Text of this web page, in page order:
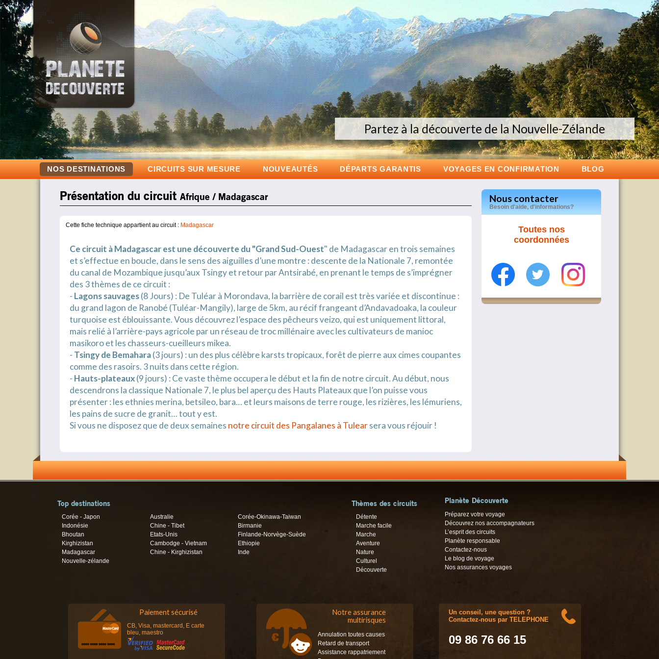
Voyage exclusif en Islande
Des groupes de 6 à 12 personnes
Partez à la découverte de la Nouvelle-Zélande
NOS DESTINATIONS CIRCUITS SUR MESURE NOUVEAUTÉS DÉPARTS GARANTIS VOYAGES EN CONFIRMATION BLOG
Présentation du circuit Afrique / Madagascar
Cette fiche technique appartient au circuit : Madagascar
Ce circuit à Madagascar est une découverte du "Grand Sud-Ouest" de Madagascar en trois semaines
et s’effectue en boucle, dans le sens des aiguilles d’une montre : descente de la Nationale 7, remontée
du canal de Mozambique jusqu’aux Tsingy et retour par Antsirabé, en prenant le temps de s’imprégner
des 3 thèmes de ce circuit :
- Lagons sauvages(8 Jours) : De Tuléar à Morondava, la barrière de corail est très variée et discontinue :
du grand lagon de Ranobé (Tuléar-Mangily), large de 5km, au récif frangeant d’Andavadoaka, la couleur
turquoise est éblouissante. Vous découvrez l’espace des pêcheurs veizo, qui est uniquement littoral,
mais relié à l’arrière-pays agricole par un réseau de troc millénaire avec les cultivateurs de manioc
masikoro et les chasseurs-cueilleurs mikea.
- Tsingy de Bemahara(3 jours) : un des plus célèbre karsts tropicaux, forêt de pierre aux cimes coupantes
comme des rasoirs. 3 nuits dans cette région.
- Hauts-plateaux(9 jours) : Ce vaste thème occupera le début et la fin de notre circuit. Au début, nous
descendrons la classique Nationale 7, le plus bel aperçu des Hauts Plateaux que l’on puisse vous
présenter : les ethnies merina, betsileo, bara… et leurs maisons de terre rouge, les rizières, les lémuriens,
les pains de sucre de granit… tout y est.
Si vous ne disposez que de deux semaines notre circuit des Pangalanes à Tulearsera vous réjouir !
Nous contacter
Besoin d'aide, d'informations?
Toutes nos
coordonnées
Top destinations
Corée - Japon Australie
Corée-Okinawa-Taiwan
Indonésie
Chine - Tibet
Birmanie
Bhoutan
Etats-Unis
Finlande-Norvège-Suède
Kirghizistan
Cambodge - Vietnam
Ethiopie
Madagascar
Chine - Kirghizistan
Inde
Nouvelle-zélande
Thèmes des circuits
Détente
Marche facile
Marche
Aventure
Nature
Culturel
Découverte
Planète Découverte
Préparez votre voyage
Découvrez nos accompagnateurs
L’esprit des circuits
Planète responsable
Contactez-nous
Le blog de voyage
Nos assurances voyages
Paiement sécurisé
CB, Visa, mastercard, E carte
bleu, maestro
Notre assurance
multirisques
Annulation toutes causes
Retard de transport
Assistance rappatriement
Un conseil, une question ?
Contactez-nous par TELEPHONE
09 86 76 66 15